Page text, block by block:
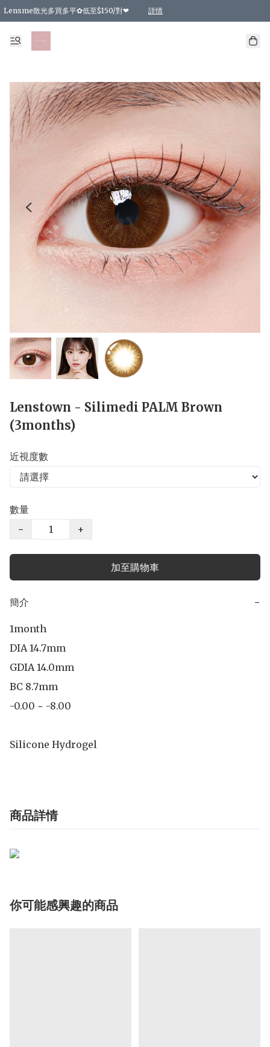
Lensme散光多買多平✿低至$150/對❤ 詳情
台灣Karacon⁩✧日拋 特價清貨❁⃘
日本韓國多款日/月拋現貨☼ 特價❤︎數量有限 售完即止
🇰🇷韓國多款月拋現貨 特價兩對$99✿數量有限 售完即止♫
精選商品，任選買2件或以上9 折；買4件或以上85 折；買6件或以上8 折
精選商品，任選買2件HKD 140.00；買4件HKD 260.00
精選商品，任選買2件HKD 190.00；買4件HKD 360.00
精選商品，任選買2件HKD 110.00；買4件HKD 180.00
精選商品，任選買2件HKD 170.00；買4件HKD 320.00
精選商品，任選買2件或以上減HKD 148.00
精選商品，任選買2件或以上減HKD 148.00
精選商品，任選買2件或以上95 折；買4件或以上9 折；買6件或以上85 折；買8件
精選商品，任選買12件或以上87 折
精選商品，任選買2件或以上減HKD 16.00；買4件或以上減HKD 32.00；買6
精選商品，任選買2件或以上95 折；買4件或以上9 折；買8件或以上85 折；買12
購物滿 HKD 800.00即享免運費優惠！（適用於 特定的送貨方式 )
Lenstown - Silimedi PALM Brown
(3months)
近視度數
數量
−
+
加至購物車
簡介 −
1month
DIA 14.7mm
GDIA 14.0mm
BC 8.7mm
-0.00 ~ -8.00
Silicone Hydrogel
商品詳情
你可能感興趣的商品